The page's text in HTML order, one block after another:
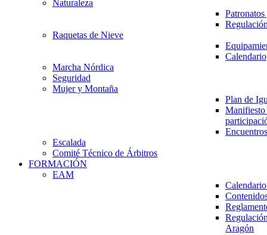
Naturaleza
Raquetas de Nieve
Calendario
Marcha Nórdica
Seguridad
Mujer y Montaña
Plan de
Escalada
Comité Técnico de Árbitros
FORMACIÓN
EAM
Aragón